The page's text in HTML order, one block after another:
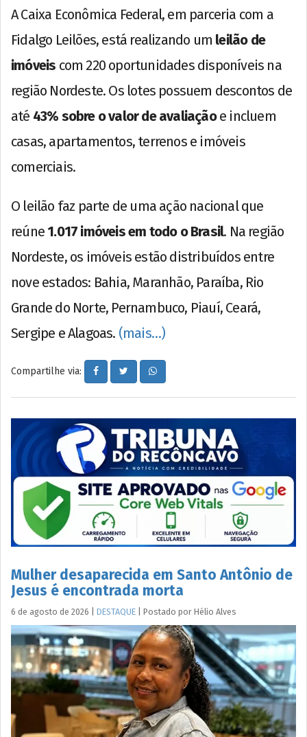
A Caixa Econômica Federal, em parceria com a
Fidalgo Leilões, está realizando um leilão de
imóveis com 220 oportunidades disponíveis na
região Nordeste. Os lotes possuem descontos de
até 43% sobre o valor de avaliaçãoe incluem
casas, apartamentos, terrenos e imóveis
comerciais.
O leilão faz parte de uma ação nacional que
reúne 1.017 imóveis em todo o Brasil. Na região
Nordeste, os imóveis estão distribuídos entre
nove estados: Bahia, Maranhão, Paraíba, Rio
Grande do Norte, Pernambuco, Piauí, Ceará,
Sergipe e Alagoas. (mais…)
Compartilhe via:
Mulher desaparecida em Santo Antônio de
Jesus é encontrada morta
6 de agosto de 2026 DESTAQUE Postado por Hélio Alves